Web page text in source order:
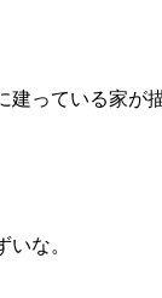
建っている家が
いな。